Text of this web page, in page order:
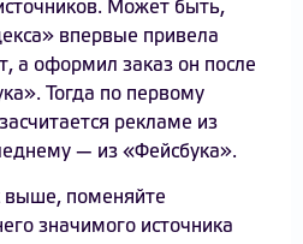
Может быть,
впервые привела
а оформил заказ он после
Тогда по первому
рекламе из
— из «Фейсбука».
выше, поменяйте
значимого источника